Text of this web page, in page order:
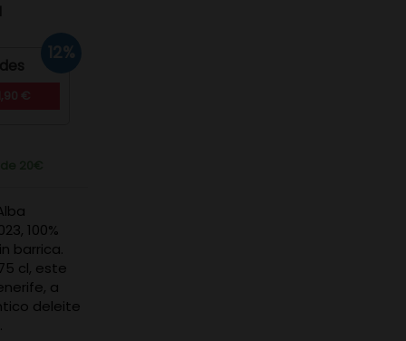
12%
100%
barrica.
cl, este
a
deleite